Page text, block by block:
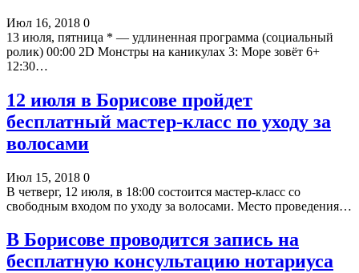
Июл 16, 2018 0
13 июля, пятница * — удлиненная программа (социальный
ролик) 00:00 2D Монстры на каникулах 3: Море зовёт 6+
12:30…
12 июля в Борисове пройдет
бесплатный мастер-класс по уходу за
волосами
Июл 15, 2018 0
В четверг, 12 июля, в 18:00 состоится мастер-класс со
свободным входом по уходу за волосами. Место проведения…
В Борисове проводится запись на
бесплатную консультацию нотариуса